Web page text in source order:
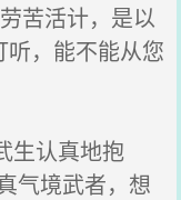
苦活计，是以
听，能不能从您
生认真地抱
气境武者，想